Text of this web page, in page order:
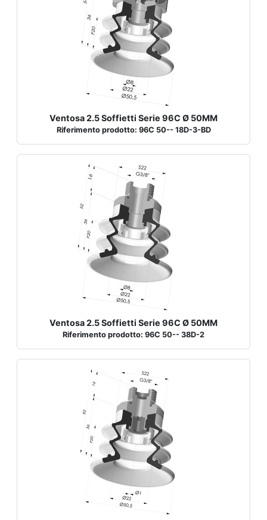
Ventosa 2.5 Soffietti Serie 96C Ø 50MM
Riferimento prodotto: 96C 50-- 18D-3-BD
Ventosa 2.5 Soffietti Serie 96C Ø 50MM
Riferimento prodotto: 96C 50-- 38D-2